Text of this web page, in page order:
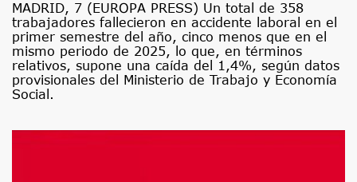
MADRID, 7 (EUROPA PRESS) Un total de 358
trabajadores fallecieron en accidente laboral en el
primer semestre del año, cinco menos que en el
mismo periodo de 2025, lo que, en términos
relativos, supone una caída del 1,4%, según datos
provisionales del Ministerio de Trabajo y Economía
Social.